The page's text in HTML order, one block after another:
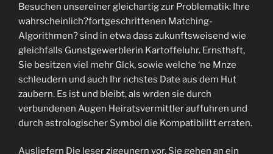
Besuchen unsereiner gleichartig zur Problematik: Ihre
wahrscheinlich?fortgeschrittenen Matching-
Algorithmen? sind in etwa dass zukunftsweisend wie
gleichfalls Gunstgewerblerin Kartoffeluhr. Ernsthaft,
Sie besitzen viel mehr Glck, sowie welche ‘ne Mnze
schleudern und auch Ihr nchstes Date aus dem Hut
zaubern. Es ist und bleibt, als wrden sie durch
verbundenen Augen Heiratsvermittler auffuhren und
durch astrologischer Symbol die Kompatibilitt erraten.
Ausliefern Die leser zigeunern vor, Sie gehen an ein